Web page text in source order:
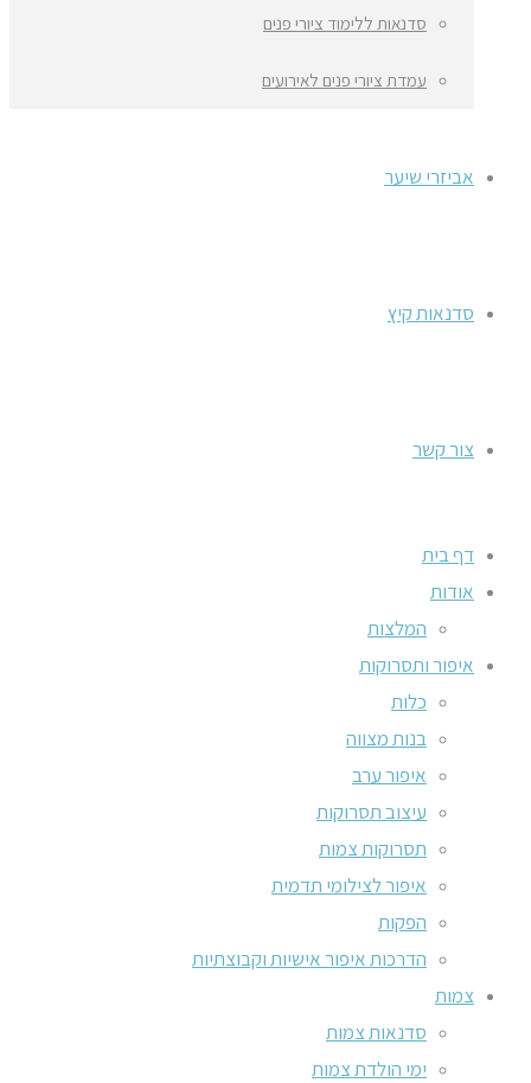
סדנאות ללימוד ציורי פנים
עמדת ציורי פנים לאירועים
אביזרי שיער
סדנאות קיץ
צור קשר
דף בית
אודות
המלצות
איפור ותסרוקות
כלות
בנות מצווה
איפור ערב
עיצוב תסרוקות
תסרוקות צמות
איפור לצילומי תדמית
הפקות
הדרכות איפור אישיות וקבוצתיות
צמות
סדנאות צמות
ימי הולדת צמות